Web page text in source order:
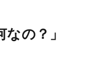
の？」